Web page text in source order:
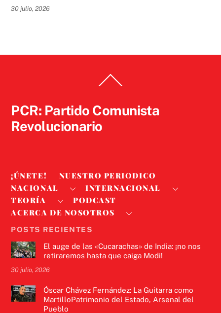
30 julio, 2026
To
PCR: Partido Comunista
Revolucionario
¡ÚNETE!
NUESTRO PERIODICO
NACIONAL
INTERNACIONAL
TEORÍA
PODCAST
ACERCA DE NOSOTROS
POSTS RECIENTES
El auge de las «Cucarachas» de India: ¡no nos
retiraremos hasta que caiga Modi!
30 julio, 2026
Óscar Chávez Fernández: La Guitarra como
MartilloPatrimonio del Estado, Arsenal del
Pueblo